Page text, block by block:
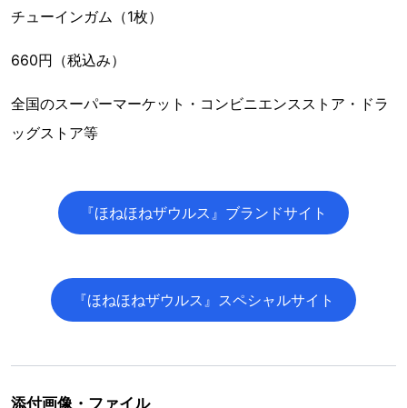
チューインガム（1枚）
660円（税込み）
全国のスーパーマーケット・コンビニエンスストア・ドラ
ッグストア等
『ほねほねザウルス』ブランドサイト
『ほねほねザウルス』スペシャルサイト
添付画像・ファイル